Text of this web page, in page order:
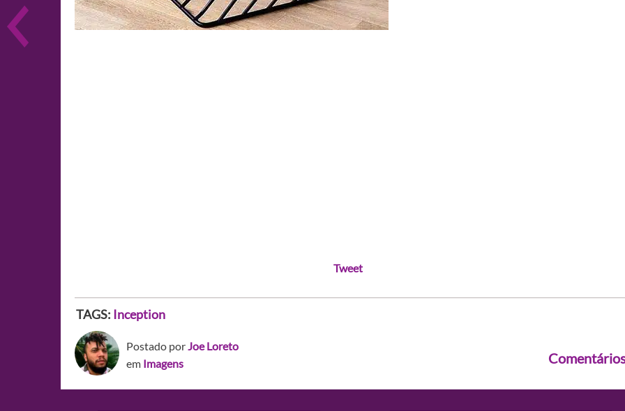
Tweet
TAGS: Inception
Postado porJoe Loreto
em Imagens